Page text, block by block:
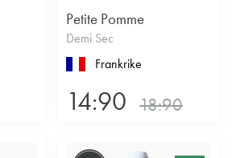
Petite Pomme
Demi Sec
Frankrike
14:90 18:90